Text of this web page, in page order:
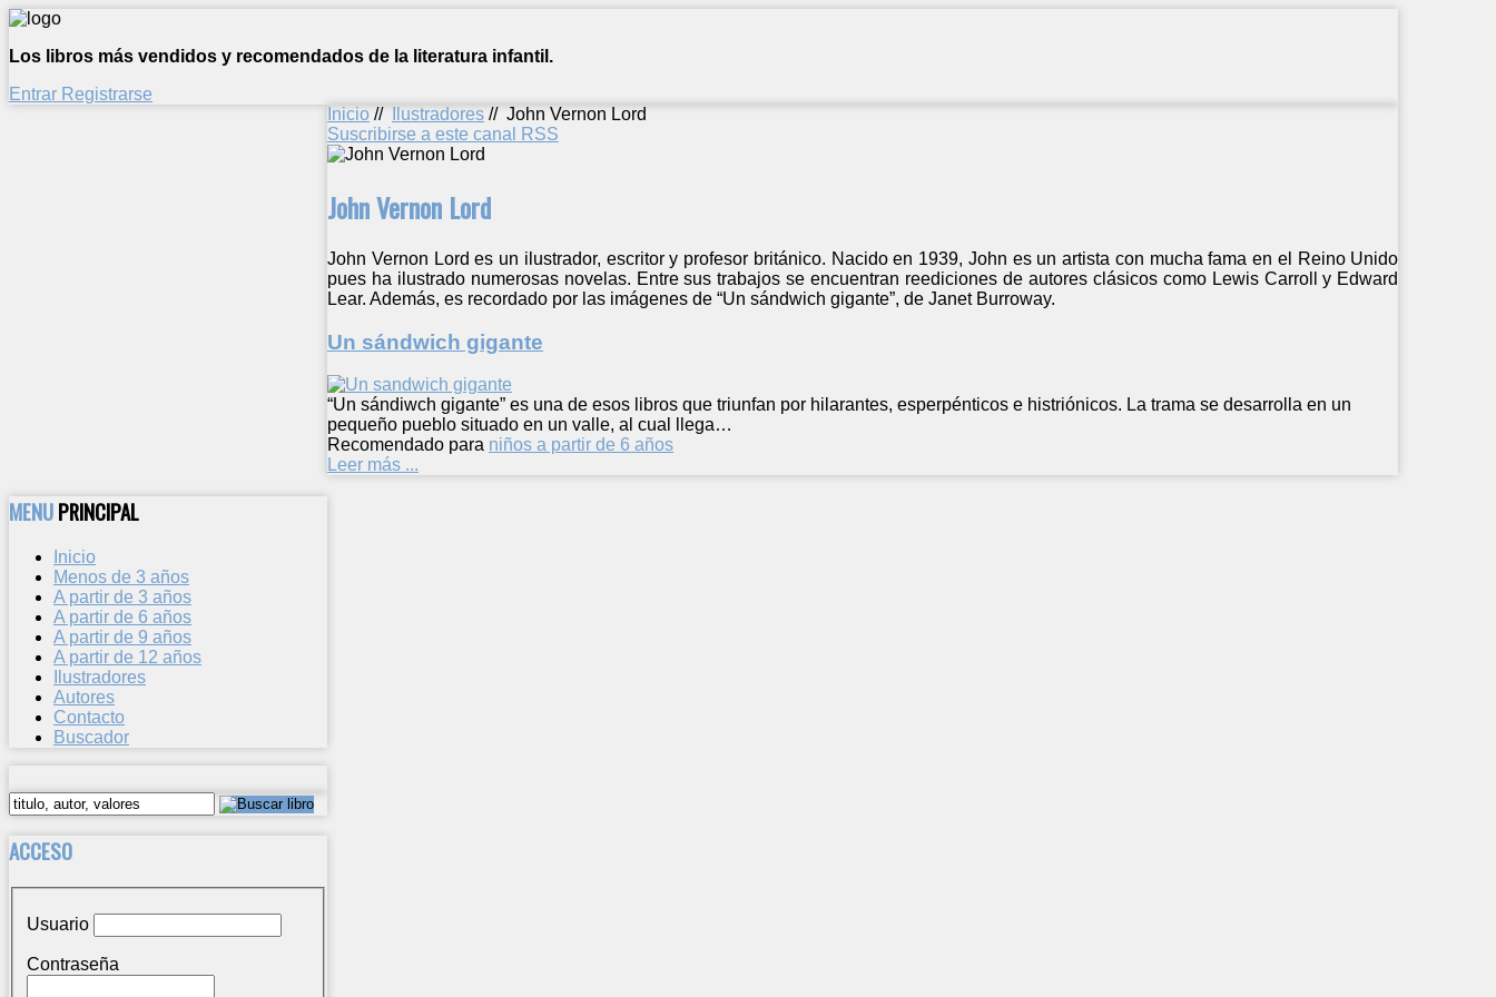
Los libros más vendidos y recomendados de la literatura infantil.
Entrar Registrarse
Inicio // Ilustradores // John Vernon Lord
Suscribirse a este canal RSS
John Vernon Lord
John Vernon Lord es un ilustrador, escritor y profesor británico. Nacido en 1939, John es un artista con mucha fama en el Reino Unido
pues ha ilustrado numerosas novelas. Entre sus trabajos se encuentran reediciones de autores clásicos como Lewis Carroll y Edward
Lear. Además, es recordado por las imágenes de “Un sándwich gigante”, de Janet Burroway.
Un sándwich gigante
“Un sándiwch gigante” es una de esos libros que triunfan por hilarantes, esperpénticos e histriónicos. La trama se desarrolla en un
pequeño pueblo situado en un valle, al cual llega…
Recomendado para niños a partir de 6 años
Leer más ...
MENUPRINCIPAL
Inicio
Menos de 3 años
A partir de 3 años
A partir de 6 años
A partir de 9 años
A partir de 12 años
Ilustradores
Autores
Contacto
Buscador
ACCESO
Usuario
Contraseña